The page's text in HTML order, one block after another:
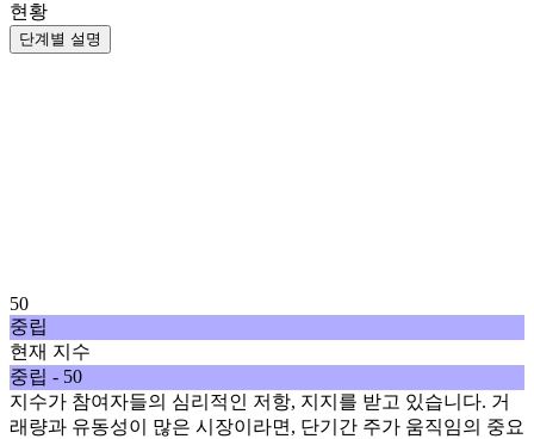
현황
단계별 설명
50
중립
현재 지수
중립 - 50
지수가 참여자들의 심리적인 저항, 지지를 받고 있습니다. 거
래량과 유동성이 많은 시장이라면, 단기간 주가 움직임의 중요